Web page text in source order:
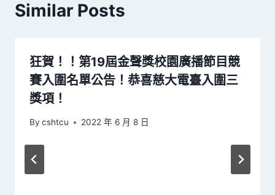
Similar Posts
狂賀！！第19屆金聲獎校園廣播節目競
賽入圍名單公告！恭喜慈大電臺入圍三
獎項！
By cshtcu 2022 年 6 月 8 日